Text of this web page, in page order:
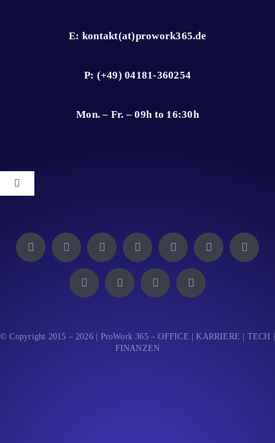
E: kontakt(at)prowork365.de
P: (+49) 04181-360254
Mon. – Fr. – 09h to 16:30h
Toggle
Navigation
Datenschutz
© Copyright 2015 – 2026 | ProWork 365 – OFFICE | KARRIERE | TECH |
FINANZEN